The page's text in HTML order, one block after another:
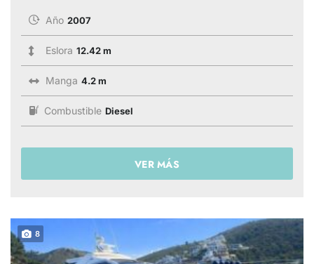
Año 2007
Eslora 12.42 m
Manga 4.2 m
Combustible Diesel
VER MÁS
8